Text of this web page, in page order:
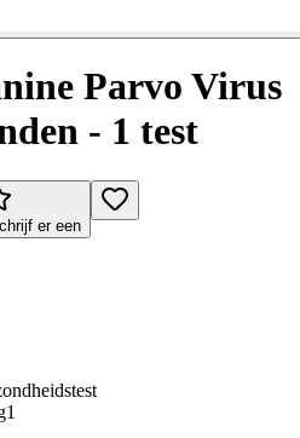
Parvo Virus
- 1 test
er een
1